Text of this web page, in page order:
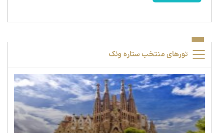
تورهای منتخب ستاره ونک